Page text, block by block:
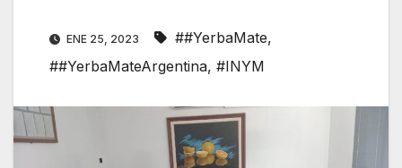
ENE 25, 2023 ##YerbaMate,
##YerbaMateArgentina, #INYM